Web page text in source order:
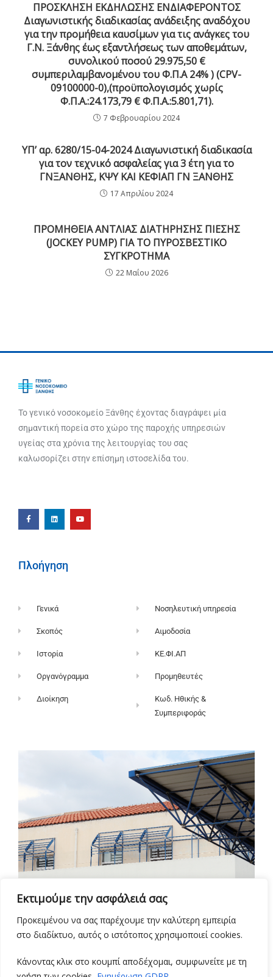
Εκτιμούμε την ασφάλειά σας
Προκειμένου να σας παρέχουμε την καλύτερη εμπειρία
στο διαδίκτυο, αυτός ο ιστότοπος χρησιμοποιεί cookies.
Κάνοντας κλικ στο κουμπί αποδέχομαι, συμφωνείτε με τη
ΠΡΟΣΚΛΗΣΗ ΕΚΔΗΛΩΣΗΣ ΕΝΔΙΑΦΕΡΟΝΤΟΣ
Διαγωνιστικής διαδικασίας ανάδειξης αναδόχου
για την προμήθεια καυσίμων για τις ανάγκες του
Γ.Ν. Ξάνθης έως εξαντλήσεως των αποθεμάτων,
συνολικού ποσού 29.975,50 €
συμπεριλαμβανομένου του Φ.Π.Α 24% ) (CPV-
09100000-0),(προϋπολογισμός χωρίς
Φ.Π.Α.:24.173,79 € Φ.Π.Α.:5.801,71).
7 Φεβρουαρίου 2024
ΥΠ’ αρ. 6280/15-04-2024 Διαγωνιστική διαδικασία
για τον τεχνικό ασφαλείας για 3 έτη για το
ΓΝΞΑΝΘΗΣ, ΚΨΥ ΚΑΙ ΚΕΦΙΑΠ ΓΝ ΞΑΝΘΗΣ
17 Απριλίου 2024
ΠΡΟΜΗΘΕΙΑ ΑΝΤΛΙΑΣ ΔΙΑΤΗΡΗΣΗΣ ΠΙΕΣΗΣ
(JOCKEY PUMP) ΓΙΑ ΤΟ ΠΥΡΟΣΒΕΣΤΙΚΟ
ΣΥΓΚΡΟΤΗΜΑ
22 Μαΐου 2026
Το γενικό νοσοκομείο Ξάνθης έχοντας διαγράψει μία
σημαντική πορεία στο χώρο της παροχής υπηρεσιών
υγείας στα χρόνια της λειτουργίας του σας
καλωσορίζει στην επίσημη ιστοσελίδα του.
Πλοήγηση
Γενικά
Σκοπός
Ιστορία
Οργανόγραμμα
Διοίκηση
Νοσηλευτική υπηρεσία
Αιμοδοσία
ΚΕ.ΦΙ.ΑΠ
Προμηθευτές
Κωδ. Ηθικής &
Συμπεριφοράς